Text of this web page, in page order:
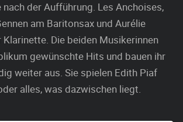
der Aufführung. Les Anchoises,
am Baritonsax und Aurélie
Klarinette. Die beiden Musikerinnen
gewünschte Hits und bauen ihr
weiter aus. Sie spielen Edith Piaf
alles, was dazwischen liegt.